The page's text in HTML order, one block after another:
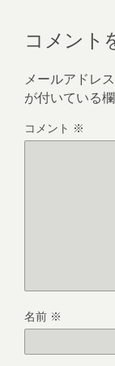
コメント
メールアドレ
が付いている
コメント ※
名前 ※